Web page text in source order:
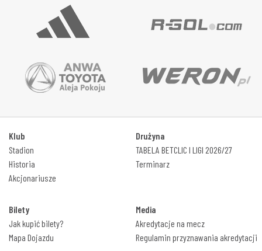
Klub
Stadion
Historia
Akcjonariusze
Drużyna
TABELA BETCLIC I LIGI 2026/27
Terminarz
Bilety
Jak kupić bilety?
Mapa Dojazdu
Media
Akredytacje na mecz
Regulamin przyznawania akredytacji